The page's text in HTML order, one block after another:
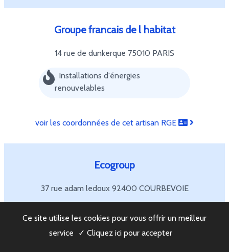
Groupe francais de l habitat
14 rue de dunkerque 75010 PARIS
Installations d'énergies
renouvelables
voir les coordonnées de cet artisan RGE
Ecogroup
37 rue adam ledoux 92400 COURBEVOIE
renouvelables
Ce site utilise les cookies pour vous offrir un meilleur
service
✓ Cliquez ici pour accepter